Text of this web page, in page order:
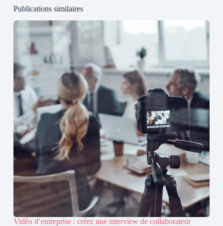
Publications similaires
Vidéo d’entreprise : créez une interview de collaborateur